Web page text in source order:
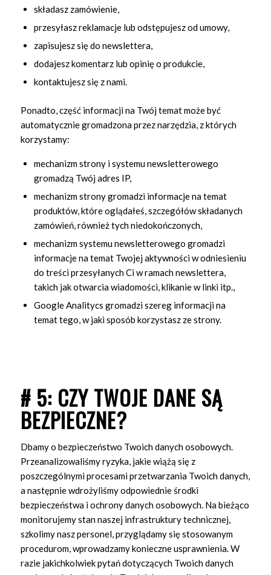
składasz zamówienie,
przesyłasz reklamacje lub odstępujesz od umowy,
zapisujesz się do newslettera,
dodajesz komentarz lub opinię o produkcie,
kontaktujesz się z nami.
Ponadto, część informacji na Twój temat może być
automatycznie gromadzona przez narzędzia, z których
korzystamy:
mechanizm strony i systemu newsletterowego
gromadzą Twój adres IP,
mechanizm strony gromadzi informacje na temat
produktów, które oglądałeś, szczegółów składanych
zamówień, również tych niedokończonych,
mechanizm systemu newsletterowego gromadzi
informacje na temat Twojej aktywności w odniesieniu
do treści przesyłanych Ci w ramach newslettera,
takich jak otwarcia wiadomości, klikanie w linki itp.,
Google Analitycs gromadzi szereg informacji na
temat tego, w jaki sposób korzystasz ze strony.
# 5: CZY TWOJE DANE SĄ
BEZPIECZNE?
Dbamy o bezpieczeństwo Twoich danych osobowych.
Przeanalizowaliśmy ryzyka, jakie wiążą się z
poszczególnymi procesami przetwarzania Twoich danych,
a następnie wdrożyliśmy odpowiednie środki
bezpieczeństwa i ochrony danych osobowych. Na bieżąco
monitorujemy stan naszej infrastruktury technicznej,
szkolimy nasz personel, przyglądamy się stosowanym
procedurom, wprowadzamy konieczne usprawnienia. W
razie jakichkolwiek pytań dotyczących Twoich danych